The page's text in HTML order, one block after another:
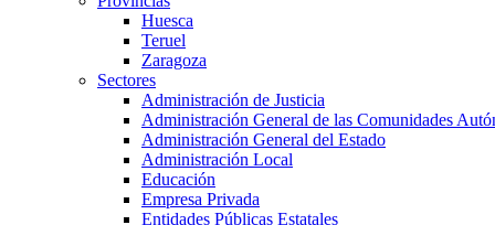
Huesca
Teruel
Zaragoza
Sectores
Administración de Justicia
Administración General de las Comunidades
Administración General del Estado
Administración Local
Educación
Empresa Privada
Entidades Públicas Estatales